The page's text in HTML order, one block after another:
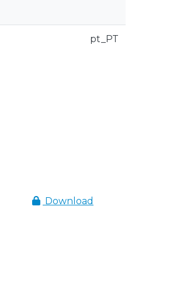
pt_PT
Download